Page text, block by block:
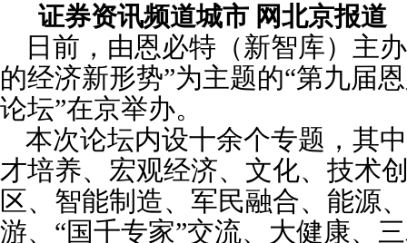
证券资讯频道城市 网北京报
日前，由恩必特（新智库）主办
的经济新形势”为主题的“第九届恩
论坛”在京举办。
本次论坛内设十余个专题，其中
才培养、宏观经济、 文化、 技术
区、智能制造、军民融合、能源
游、 “国千专家”交流、大健康、